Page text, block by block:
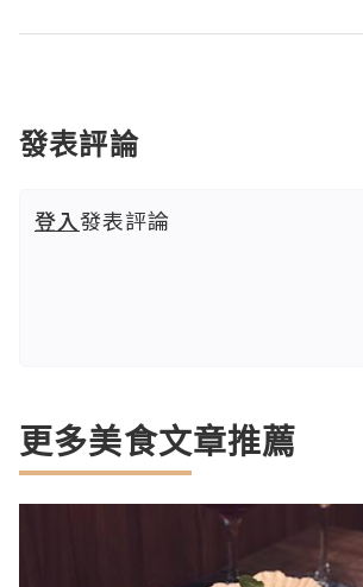
發表評論
登入發表評論
更多美食文章推薦